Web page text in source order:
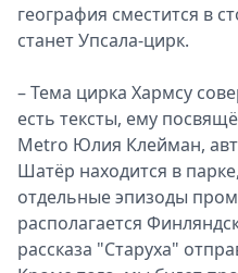
география сместится в
станет Упсала-цирк.
– Тема цирка Хармсу
есть тексты, ему
Metro Юлия Клейман,
Шатёр находится в
отдельные эпизоды
располагается
рассказа "Старуха"